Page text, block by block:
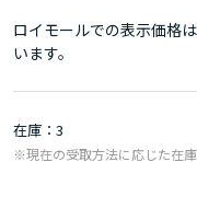
ロイモールでの表示価格
います。
在庫 3
※現在の受取方法に応じた在